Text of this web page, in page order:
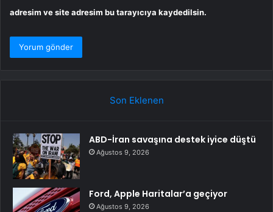
adresim ve site adresim bu tarayıcıya kaydedilsin.
Son Eklenen
ABD-İran savaşına destek iyice düştü
Ağustos 9, 2026
Ford, Apple Haritalar’a geçiyor
Ağustos 9, 2026